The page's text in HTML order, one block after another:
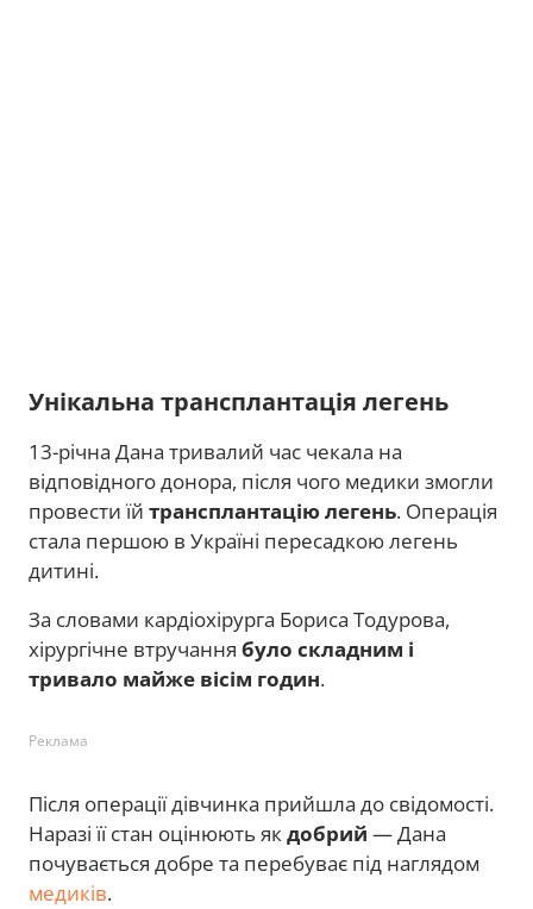
Унікальна трансплантація легень
13-річна Дана тривалий час чекала на
відповідного донора, після чого медики змогли
провести їй трансплантацію легень. Операція
стала першою в Україні пересадкою легень
дитині.
За словами кардіохірурга Бориса Тодурова,
хірургічне втручання було складним і
тривало майже вісім годин.
Реклама
Після операції дівчинка прийшла до свідомості.
Наразі її стан оцінюють якдобрий — Дана
почувається добре та перебуває під наглядом
медиків.